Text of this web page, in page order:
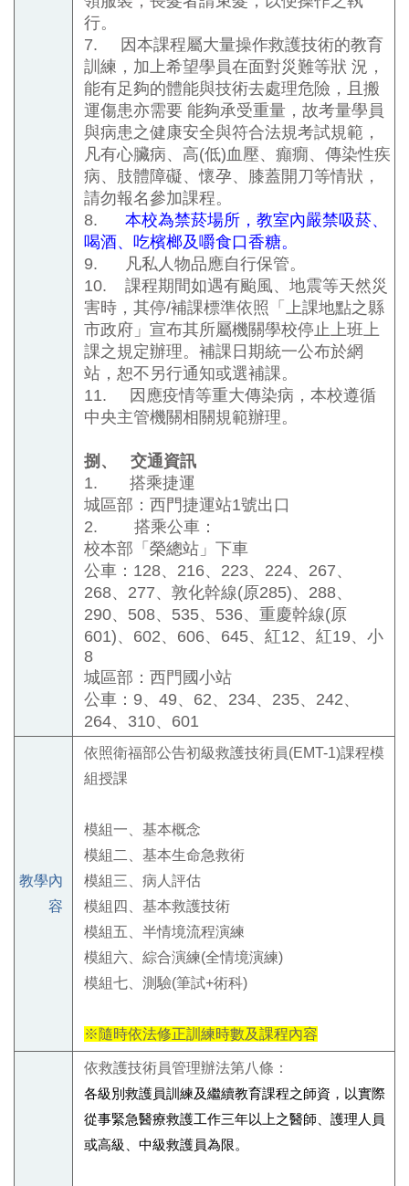
行。
7.
因本課程屬大量操作救護技術的教育
訓練，加上希望學員在面對災難等狀 況，
能有足夠的體能與技術去處理危險，且搬
運傷患亦需要 能夠承受重量，故考量學員
與病患之健康安全與符合法規考試規範，
凡有心臟病、高(低)血壓、癲癇、傳染性疾
病、肢體障礙、懷孕、膝蓋開刀等情狀，
請勿報名參加課程。
8.
本校為禁菸場所，教室內嚴禁吸菸、
喝酒、吃檳榔及嚼食口香糖。
9.
凡私人物品應自行保管。
10.
課程期間如遇有颱風、地震等天然災
害時，其停/補課標準依照「上課地點之縣
市政府」宣布其所屬機關學校停止上班上
課之規定辦理。補課日期統一公布於網
站，恕不另行通知或選補課。
11.
因應疫情等重大傳染病，本校遵循
中央主管機關相關規範辦理。
捌、
交通資訊
1.
搭乘捷運
城區部：西門捷運站1號出口
2.
搭乘公車：
校本部「榮總站」下車
公車： 128、 216、 223、 224、 267、
268、 277、敦化幹線(原285)、 288、
290、 508、 535、 536、重慶幹線(原
601)、 602、 606、 645、紅12、紅19、小
8
城區部：西門國小站
公車： 9、 49、 62、 234、 235、 242、
264、 310、 601
教學內
容
依照衛福部公告初級救護技術員(EMT-1)課程模
組授課
模組一、基本概念
模組二、基本生命急救術
模組三、病人評估
模組四、基本救護技術
模組五、半情境流程演練
模組六、綜合演練(全情境演練)
模組七、測驗(筆試+術科)
※隨時依法修正訓練時數及課程內容
依救護技術員管理辦法第八條：
各級別救護員訓練及繼續教育課程之師資，以實際
從事緊急醫療救護工作三年以上之醫師、護理人員
或高級、中級救護員為限。